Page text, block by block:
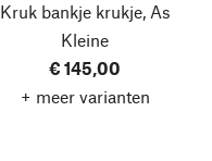
Kruk bankje krukje, As
Kleine
€ 145,00
+ meer varianten